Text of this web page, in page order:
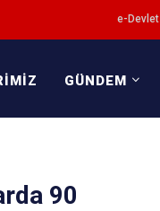
e-Devlet
GÜNDEM
90